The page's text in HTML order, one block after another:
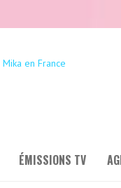
ÉMISSIONS TV